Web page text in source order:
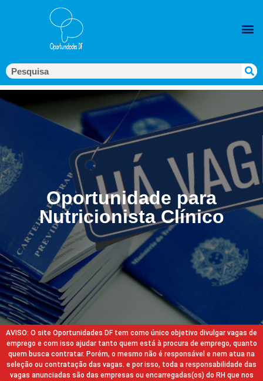
Oportunidade para
Nutricionista Clínico
AVISO: O site Oportunidades DF tem como único objetivo divulgar vagas de
emprego e com isso ajudar tanto quem está à procura de emprego, quanto
quem busca contratar. Porém, o mesmo não é responsável e nem atua na
seleção ou contratação das vagas. e por isso, toda a responsabilidade das
vagas anunciadas são das empresas ou encarregadas(os) do RH que nos